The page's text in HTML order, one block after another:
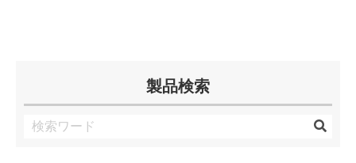
製品検索